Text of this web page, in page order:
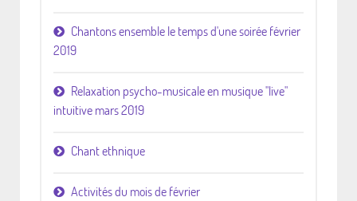
Chantons ensemble le temps d'une soirée février
2019
Relaxation psycho-musicale en musique "live"
intuitive mars 2019
Chant ethnique
Activités du mois de février